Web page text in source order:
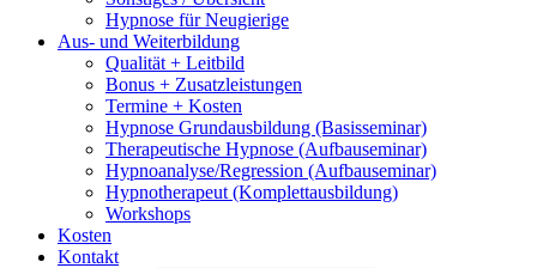
Hypnose für Neugierige
Aus- und Weiterbildung
Qualität + Leitbild
Bonus + Zusatzleistungen
Termine + Kosten
Hypnose Grundausbildung (Basisseminar)
Therapeutische Hypnose (Aufbauseminar)
Hypnoanalyse/Regression (Aufbauseminar)
Hypnotherapeut (Komplettausbildung)
Workshops
Kosten
Kontakt